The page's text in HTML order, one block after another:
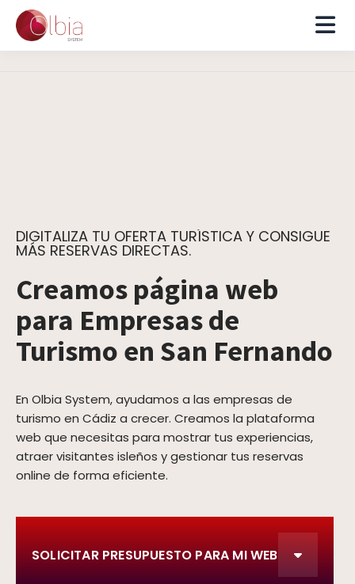
DIGITALIZA TU OFERTA TURÍSTICA Y CONSIGUE
MÁS RESERVAS DIRECTAS.
Creamos página web
para Empresas de
Turismo en San Fernando
En Olbia System, ayudamos a las empresas de
turismo en Cádiz a crecer. Creamos la plataforma
web que necesitas para mostrar tus experiencias,
atraer visitantes isleños y gestionar tus reservas
online de forma eficiente.
SOLICITAR PRESUPUESTO PARA MI WEB